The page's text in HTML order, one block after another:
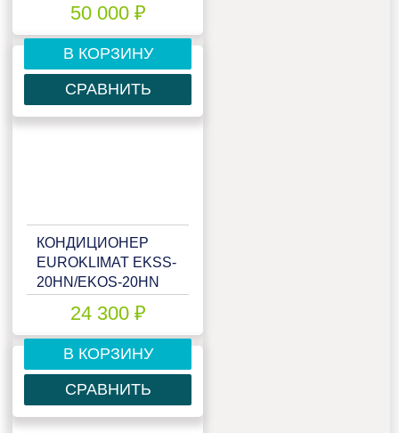
50 000 ₽
В КОРЗИНУ
СРАВНИТЬ
КОНДИЦИОНЕР
EUROKLIMAT EKSS-
20HN/EKOS-20HN
24 300 ₽
В КОРЗИНУ
СРАВНИТЬ